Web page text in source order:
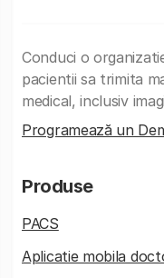
Conduci o
pacientii sa trimita
medical, inclusiv
Programează un
Produse
PACS
Aplicatie mobila